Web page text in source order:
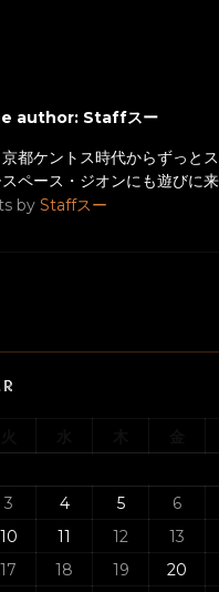
author: Staffスー
都ケントス時代からずっと
ペース・ジオンにも遊びに来
by Staffスー
3 4 5 6
10 11 12 13
17 18 19 20